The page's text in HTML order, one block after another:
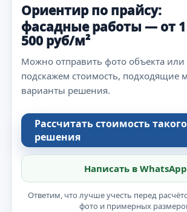
Ориентир по прайсу:
фасадные работы — от 1
500 руб/м²
Можно отправить фото объекта или
подскажем стоимость, подходящие
варианты решения.
Рассчитать стоимость
решения
Написать в WhatsApp
Ответим, что лучше учесть перед
фото и примерных